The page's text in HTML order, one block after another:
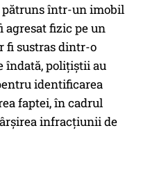
pătruns într-un imobil
agresat fizic pe un
fi sustras dintr-o
îndată, polițiștii au
identificarea
faptei, în cadrul
infracțiunii de